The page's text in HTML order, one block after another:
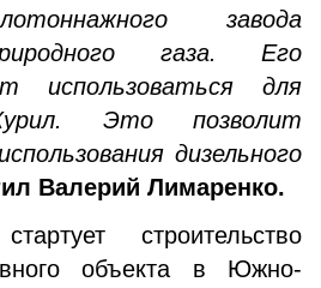
завода
газа. Его
использоваться для
Это позволит
дизельного
Валерий Лимаренко.
строительство
объекта в Южно-